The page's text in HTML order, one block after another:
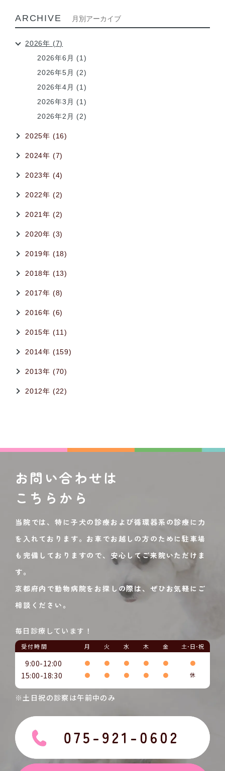
ARCHIVE 月別アーカイブ
2026年 (7)
2026年6月 (1)
2026年5月 (2)
2026年4月 (1)
2026年3月 (1)
2026年2月 (2)
2025年 (16)
2024年 (7)
2023年 (4)
2022年 (2)
2021年 (2)
2020年 (3)
2019年 (18)
2018年 (13)
2017年 (8)
2016年 (6)
2015年 (11)
2014年 (159)
2013年 (70)
2012年 (22)
お問い合わせは
こちらから
当院では、特に子犬の診療および循環器系の診療に力
を入れております。お車でお越しの方のために駐車場
も完備しておりますので、安心してご来院いただけま
す。
京都府内で動物病院をお探しの際は、ぜひお気軽にご
相談ください。
毎日診療しています！
受付時間 月 火 水 木 金 土･日･祝
9:00-12:00 ● ● ● ● ● ●
15:00-18:30 ● ● ● ● ● 休
※土日祝の診察は午前中のみ